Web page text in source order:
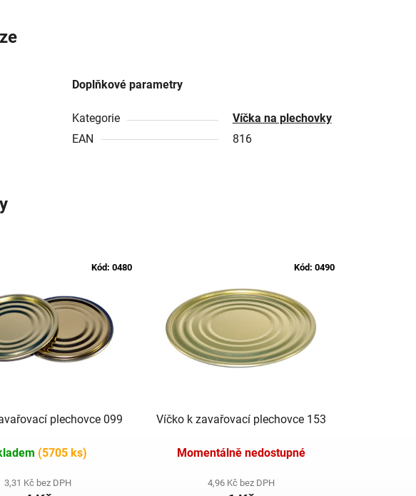
Doplňkové parametry
Kategorie
Víčka na plechovky
EAN
816
plechovce 099
(5705 ks)
3,31 Kč bez DPH
Kód: 0480
Víčko k zavařovací plechovce 153
Momentálně nedostupné
4,96 Kč bez DPH
Kód: 0490